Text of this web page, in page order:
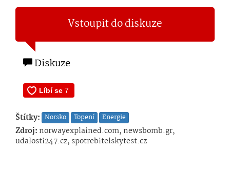
Vstoupit do diskuze
Diskuze
Štítky: Norsko Topení Energie
Zdroj: norwayexplained.com, newsbomb.gr,
udalosti247.cz, spotrebitelskytest.cz